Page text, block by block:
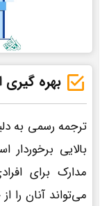
بهره
ترجمه رسمی به
بالایی
مدارک برای
می‌تواند آنان را